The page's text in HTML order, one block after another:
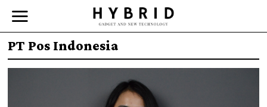
PT Pos Indonesia